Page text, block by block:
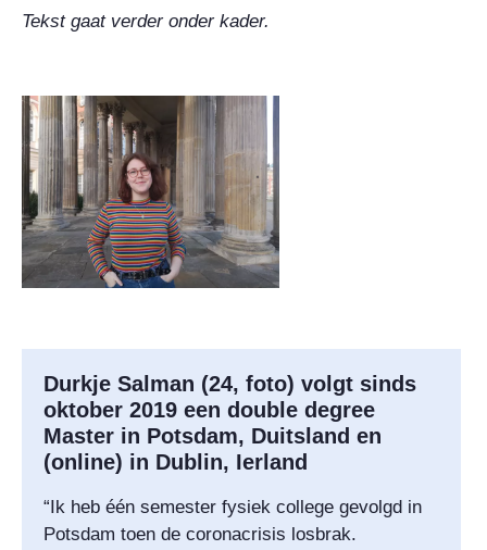
Tekst gaat verder onder kader.
Durkje Salman (24, foto) volgt sinds
oktober 2019 een double degree
Master in Potsdam, Duitsland en
(online) in Dublin, Ierland
“Ik heb één semester fysiek college gevolgd in
Potsdam toen de coronacrisis losbrak.